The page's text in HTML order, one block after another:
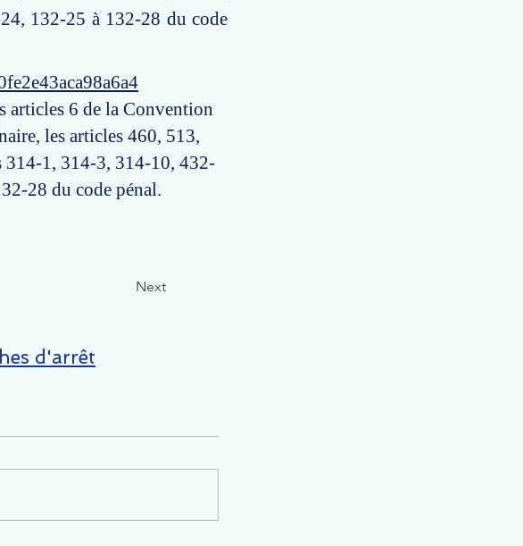
132-25 à 132-28 du code
articles 6 de la Convention
les articles 460, 513,
314-1, 314-3, 314-10, 432-
28 du code pénal.
Next
d'arrêt